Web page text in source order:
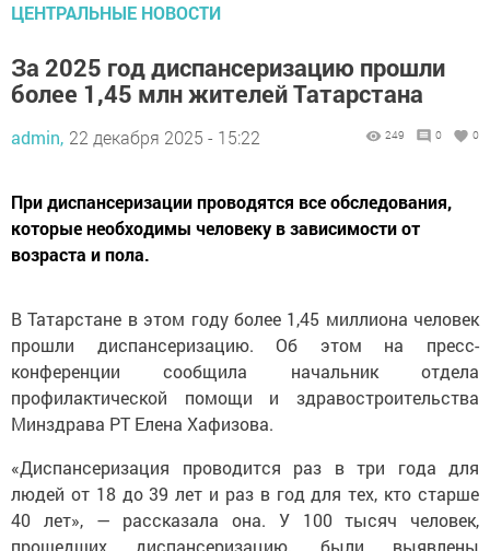
ЦЕНТРАЛЬНЫЕ НОВОСТИ
За 2025 год диспансеризацию прошли
более 1,45 млн жителей Татарстана
admin, 22 декабря 2025 - 15:22 249 0 0
При диспансеризации проводятся все обследования,
которые необходимы человеку в зависимости от
возраста и пола.
В Татарстане в этом году более 1,45 миллиона человек
прошли диспансеризацию. Об этом на пресс-
конференции сообщила начальник отдела
профилактической помощи и здравостроительства
Минздрава РТ Елена Хафизова.
«Диспансеризация проводится раз в три года для
людей от 18 до 39 лет и раз в год для тех, кто старше
40 лет», — рассказала она. У 100 тысяч человек,
прошедших диспансеризацию, были выявлены